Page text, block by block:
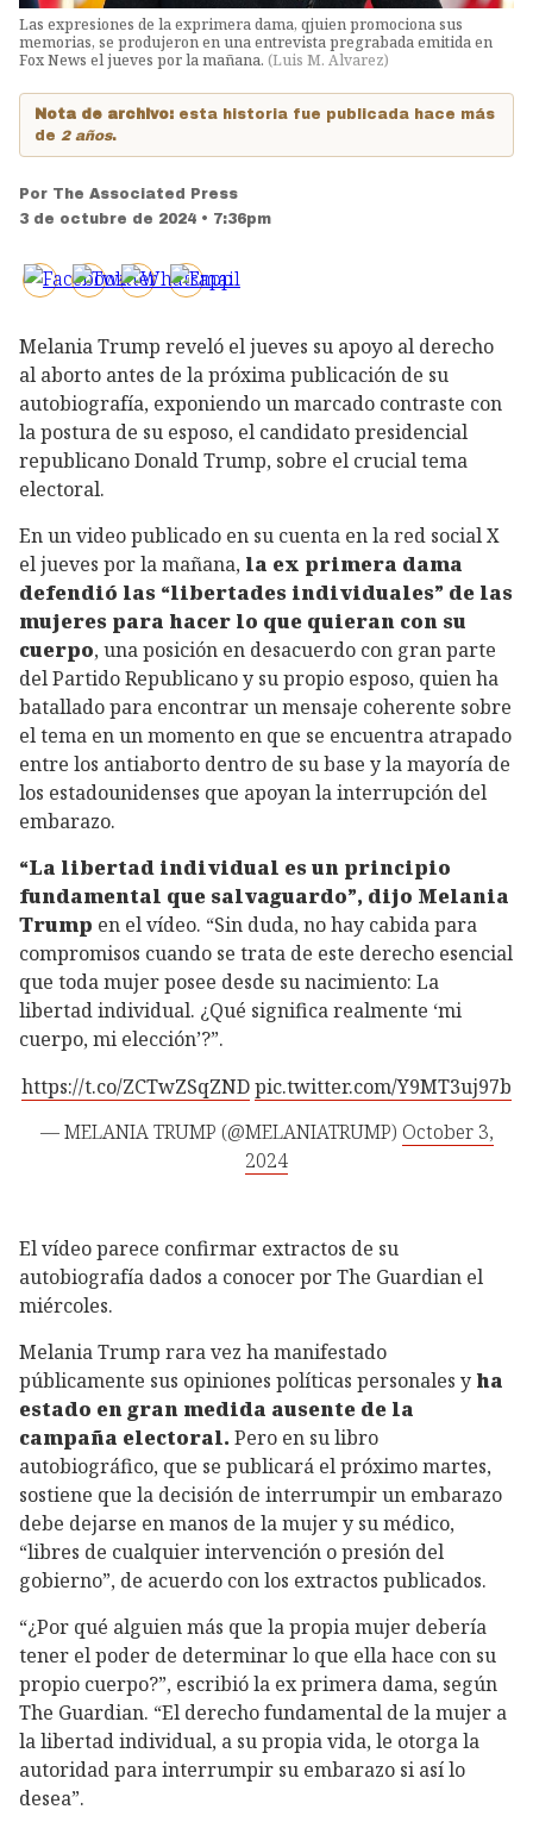
Las expresiones de la exprimera dama, qjuien promociona sus
memorias, se produjeron en una entrevista pregrabada emitida en
Fox News el jueves por la mañana. (Luis M. Alvarez)
Nota de archivo: esta historia fue publicada hace más
de 2 años.
Por The Associated Press
3 de octubre de 2024 • 7:36pm
Melania Trump reveló el jueves su apoyo al derecho
al aborto antes de la próxima publicación de su
autobiografía, exponiendo un marcado contraste con
la postura de su esposo, el candidato presidencial
republicano Donald Trump, sobre el crucial tema
electoral.
En un video publicado en su cuenta en la red social X
el jueves por la mañana, la ex primera dama
defendió las “libertades individuales” de las
mujeres para hacer lo que quieran con su
cuerpo, una posición en desacuerdo con gran parte
del Partido Republicano y su propio esposo, quien ha
batallado para encontrar un mensaje coherente sobre
el tema en un momento en que se encuentra atrapado
entre los antiaborto dentro de su base y la mayoría de
los estadounidenses que apoyan la interrupción del
embarazo.
“La libertad individual es un principio
fundamental que salvaguardo”, dijo Melania
Trump en el vídeo. “Sin duda, no hay cabida para
compromisos cuando se trata de este derecho esencial
que toda mujer posee desde su nacimiento: La
libertad individual. ¿Qué significa realmente ‘mi
cuerpo, mi elección’?”.
https://t.co/ZCTwZSqZNDpic.twitter.com/Y9MT3uj97b
— MELANIA TRUMP (@MELANIATRUMP) October 3,
2024
El vídeo parece confirmar extractos de su
autobiografía dados a conocer por The Guardian el
miércoles.
Melania Trump rara vez ha manifestado
públicamente sus opiniones políticas personales y ha
estado en gran medida ausente de la
campaña electoral. Pero en su libro
autobiográfico, que se publicará el próximo martes,
sostiene que la decisión de interrumpir un embarazo
debe dejarse en manos de la mujer y su médico,
“libres de cualquier intervención o presión del
gobierno”, de acuerdo con los extractos publicados.
“¿Por qué alguien más que la propia mujer debería
tener el poder de determinar lo que ella hace con su
propio cuerpo?”, escribió la ex primera dama, según
The Guardian. “El derecho fundamental de la mujer a
la libertad individual, a su propia vida, le otorga la
autoridad para interrumpir su embarazo si así lo
desea”.